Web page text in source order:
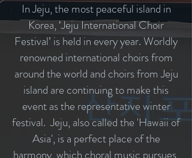
In Jeju, the most peaceful island in
Korea, ‘Jeju International Choir
Festival’ is held in every year. Worldly
renowned international choirs from
around the world and choirs from Jeju
island are continuing to make this
event as the representative winter
festival. Jeju, also called the 'Hawaii of
Asia', is a perfect place of the
harmony, which choral music pursues,